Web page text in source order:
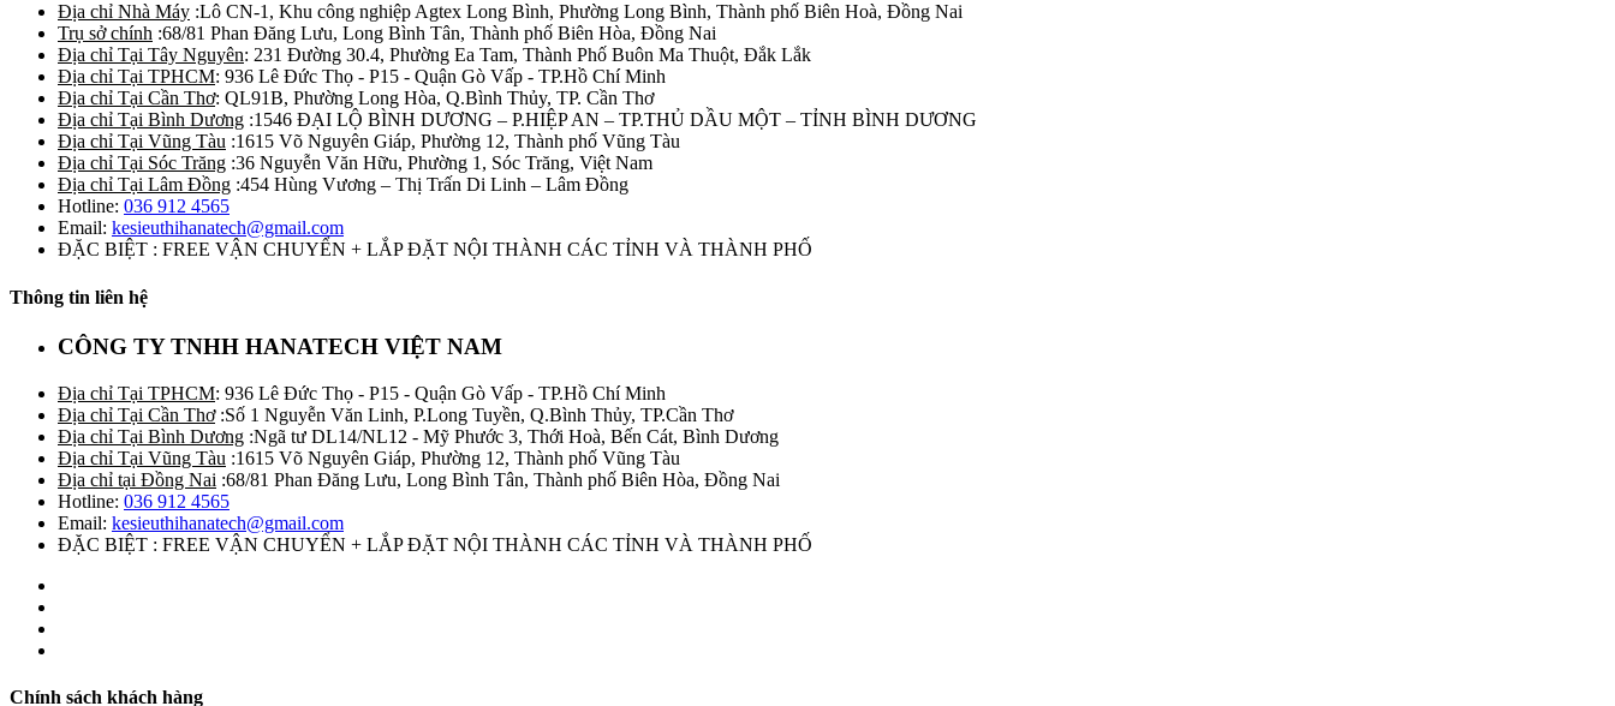
Địa chỉ Nhà Máy :Lô CN-1, Khu công nghiệp Agtex Long Bình, Phường Long Bình, Thành phố Biên Hoà, Đồng Nai
Trụ sở chính :68/81 Phan Đăng Lưu, Long Bình Tân, Thành phố Biên Hòa, Đồng Nai
Địa chỉ Tại Tây Nguyên: 231 Đường 30.4, Phường Ea Tam, Thành Phố Buôn Ma Thuột, Đắk Lắk
Địa chỉ Tại TPHCM: 936 Lê Đức Thọ - P15 - Quận Gò Vấp - TP.Hồ Chí Minh
Địa chỉ Tại Cần Thơ: QL91B, Phường Long Hòa, Q.Bình Thủy, TP. Cần Thơ
Địa chỉ Tại Bình Dương :1546 ĐẠI LỘ BÌNH DƯƠNG – P.HIỆP AN – TP.THỦ DẦU MỘT – TỈNH BÌNH DƯƠNG
Địa chỉ Tại Vũng Tàu :1615 Võ Nguyên Giáp, Phường 12, Thành phố Vũng Tàu
Địa chỉ Tại Sóc Trăng :36 Nguyễn Văn Hữu, Phường 1, Sóc Trăng, Việt Nam
Địa chỉ Tại Lâm Đồng :454 Hùng Vương – Thị Trấn Di Linh – Lâm Đồng
Hotline: 036 912 4565
Email: kesieuthihanatech@gmail.com
ĐẶC BIỆT : FREE VẬN CHUYỂN + LẮP ĐẶT NỘI THÀNH CÁC TỈNH VÀ THÀNH PHỐ
Thông tin liên hệ
CÔNG TY TNHH HANATECH VIỆT NAM
Địa chỉ Tại TPHCM: 936 Lê Đức Thọ - P15 - Quận Gò Vấp - TP.Hồ Chí Minh
Địa chỉ Tại Cần Thơ:Số 1 Nguyễn Văn Linh, P.Long Tuyền, Q.Bình Thủy, TP.Cần Thơ
Địa chỉ Tại Bình Dương :Ngã tư DL14/NL12 - Mỹ Phước 3, Thới Hoà, Bến Cát, Bình Dương
Địa chỉ Tại Vũng Tàu :1615 Võ Nguyên Giáp, Phường 12, Thành phố Vũng Tàu
Địa chỉ tại Đồng Nai :68/81 Phan Đăng Lưu, Long Bình Tân, Thành phố Biên Hòa, Đồng Nai
Hotline: 036 912 4565
Email: kesieuthihanatech@gmail.com
ĐẶC BIỆT : FREE VẬN CHUYỂN + LẮP ĐẶT NỘI THÀNH CÁC TỈNH VÀ THÀNH PHỐ
Chính sách khách hàng